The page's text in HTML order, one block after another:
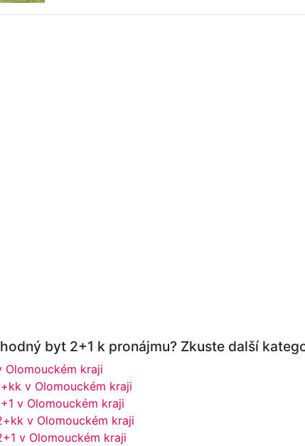
byt 2+1 k pronájmu? Zkuste další
Olomouckém kraji
v Olomouckém kraji
v Olomouckém kraji
v Olomouckém kraji
v Olomouckém kraji